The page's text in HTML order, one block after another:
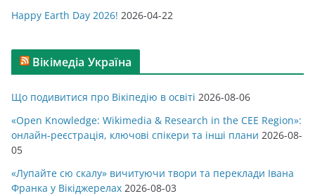
Happy Earth Day 2026! 2026-04-22
Вікімедіа Україна
Що подивитися про Вікіпедію в освіті 2026-08-06
«Open Knowledge: Wikimedia & Research in the CEE Region»:
онлайн-реєстрація, ключові спікери та інші плани 2026-08-
05
«Лупайте сю скалу» вичитуючи твори та переклади Івана
Франка у Вікіджерелах 2026-08-03